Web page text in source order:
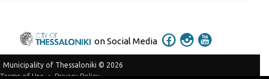
on Social Media
Municipality of Thessaloniki © 2026
Terms of Use
Privacy Policy